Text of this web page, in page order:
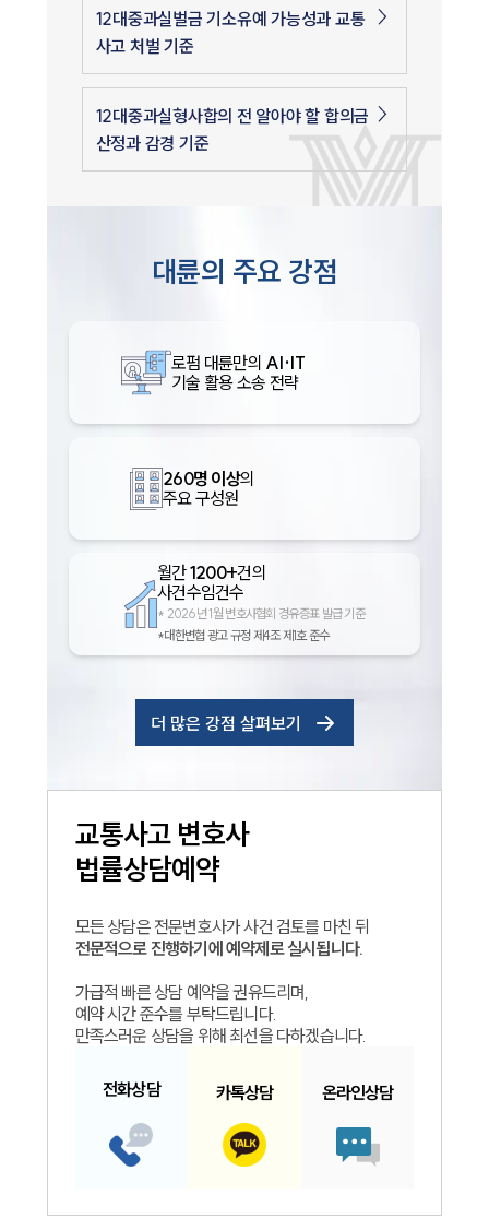
12대중과실벌금 기소유예 가능성과 교통
사고 처벌 기준
12대중과실형사합의 전 알아야 할 합의금
산정과 감경 기준
대륜의 주요 강점
로펌 대륜만의 AI·IT
기술 활용 소송 전략
260명 이상의
주요 구성원
월간1200+건의
사건수임건수
* 2026년 1월 변호사협회 경유증표 발급 기준
*대한변협 광고 규정 제4조 제1호 준수
더 많은 강점 살펴보기
교통사고변호사
법률상담예약
모든 상담은 전문변호사가 사건 검토를 마친 뒤
전문적으로 진행하기에 예약제로 실시됩니다.
가급적 빠른 상담 예약을 권유드리며,
예약 시간 준수를 부탁드립니다.
만족스러운 상담을 위해 최선을 다하겠습니다.
전화상담 카톡상담 온라인상담